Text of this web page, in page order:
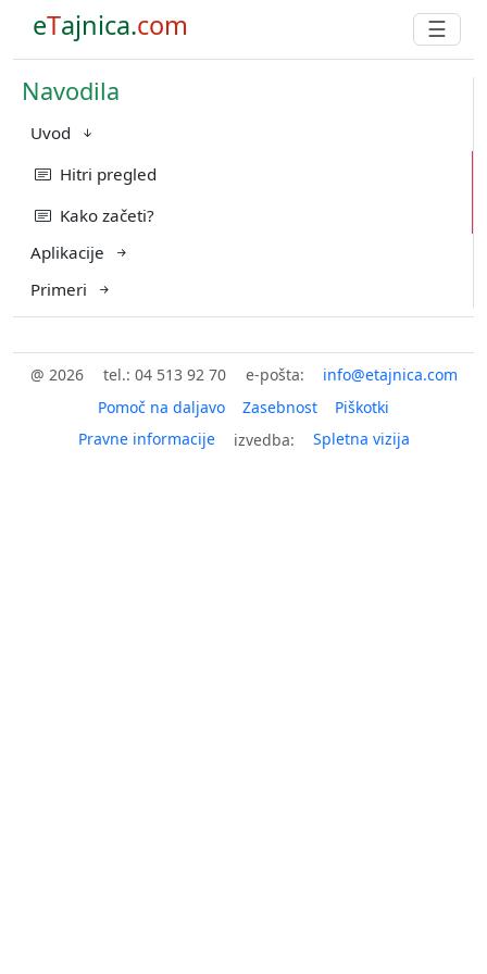
eTajnica.com ☰
Navodila
Uvod
Hitri pregled
Kako začeti?
Aplikacije
Primeri
@ 2026 tel.: 04 513 92 70
e-pošta:
Pomoč na daljavo
Zasebnost
Piškotki
Pravne informacije
izvedba: Spletna vizija